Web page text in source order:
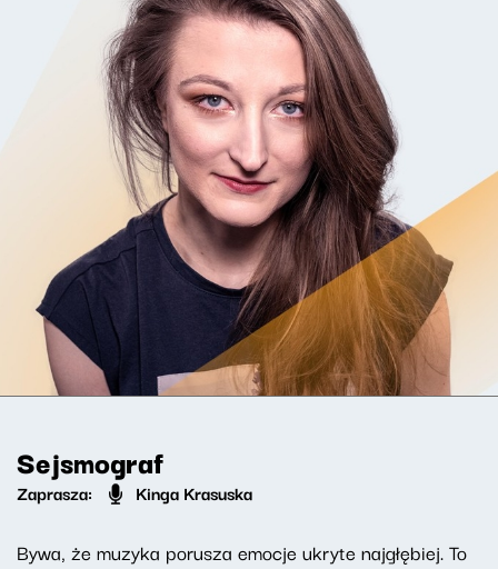
Sejsmograf
Zaprasza: Kinga Krasuska
Bywa, że muzyka porusza emocje ukryte najgłębiej. To